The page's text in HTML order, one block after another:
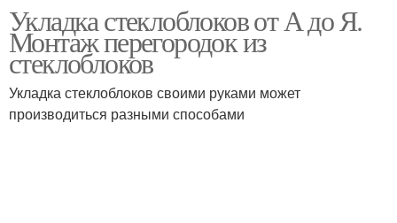
интерьере
Арматура для
стеклоблоков
Стеклоблоки на
Укладка стеклоблоков от А до Я.
Монтаж перегородок из
стеклоблоков
Укладка стеклоблоков своими руками может
производиться разными способами